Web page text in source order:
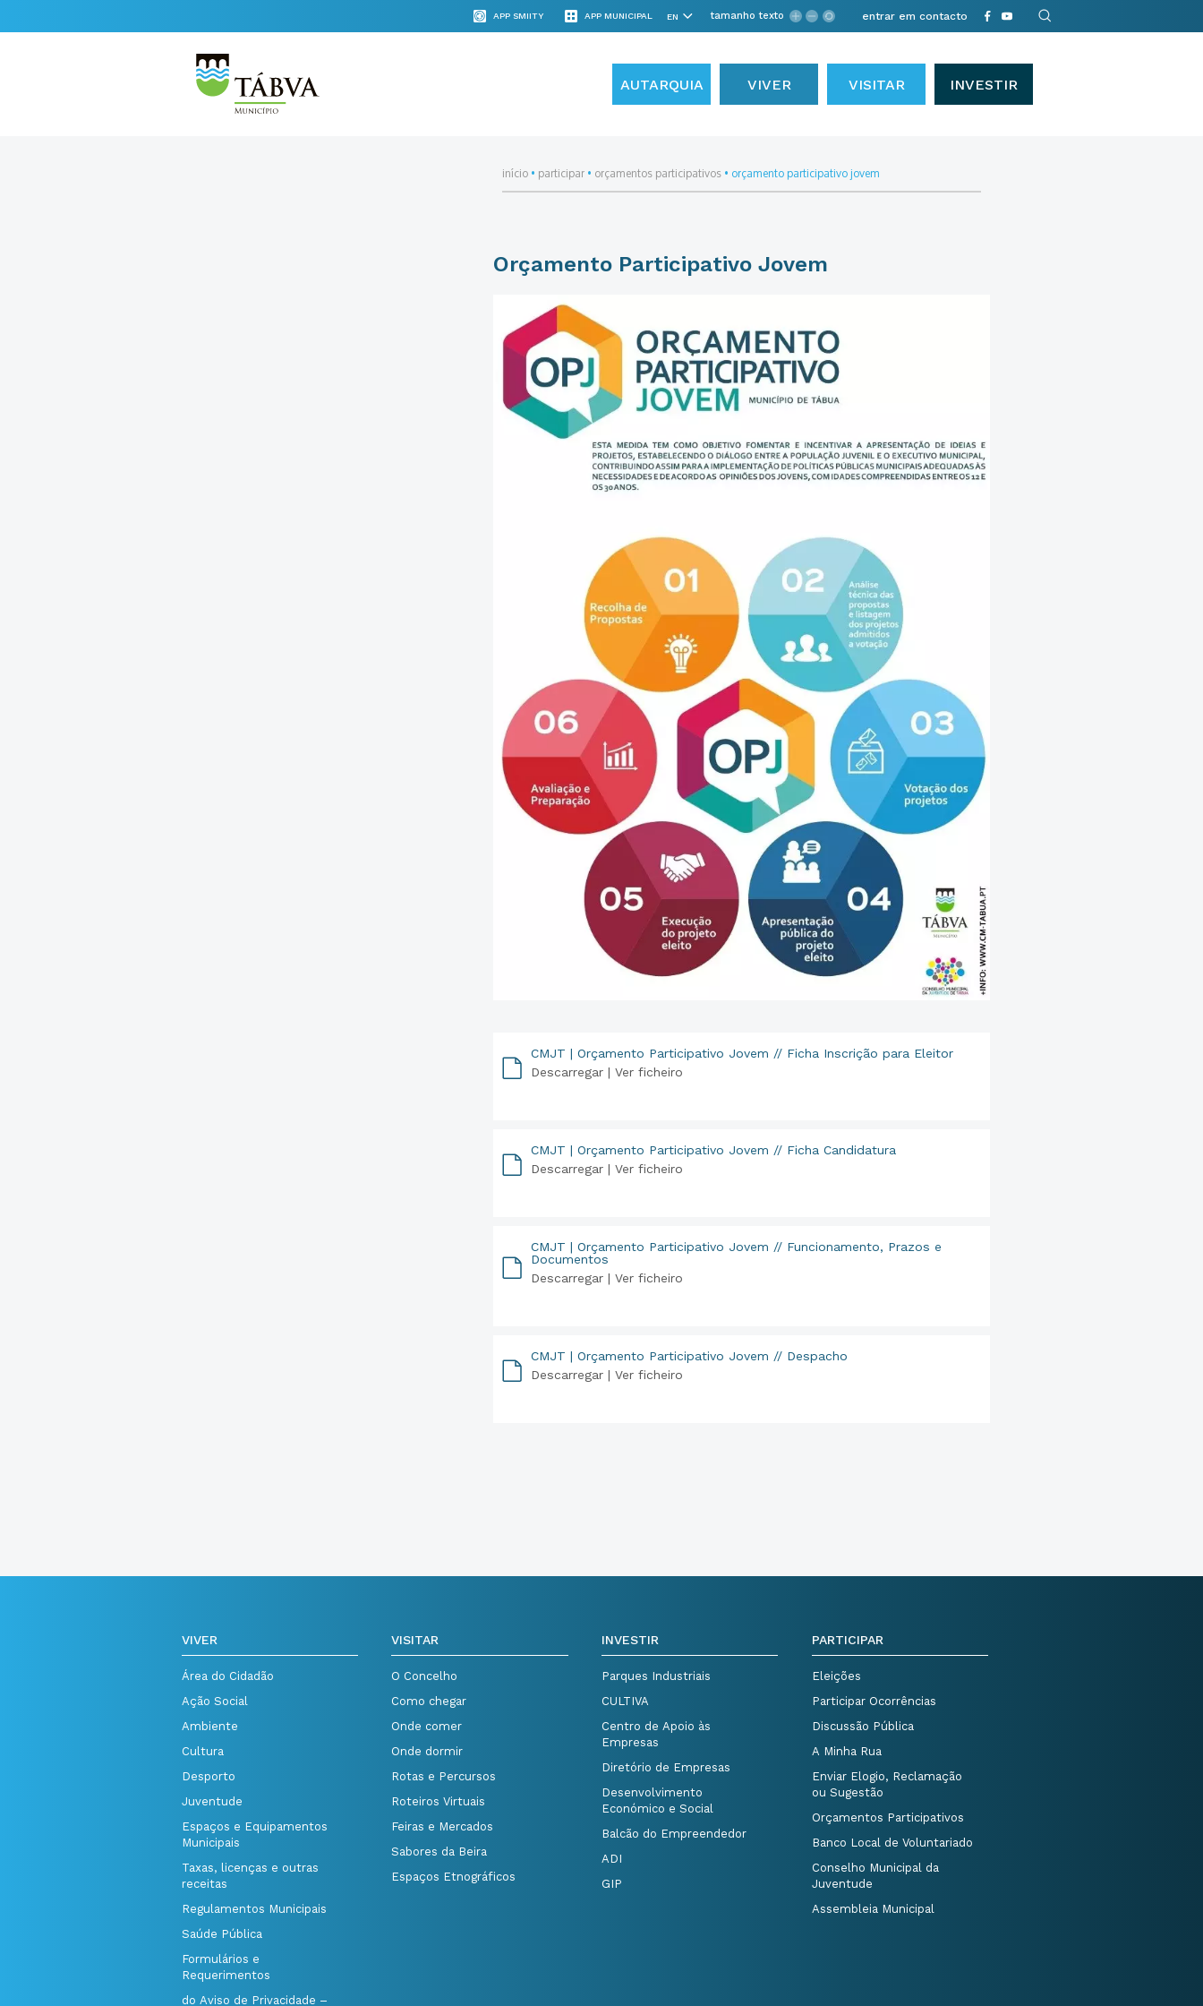
APP SMIITY APP MUNICIPAL tamanho texto entrar em contacto
AUTARQUIA VIVER VISITAR INVESTIR
início• participar• orçamentos participativos• orçamento participativo jovem
Orçamento Participativo Jovem
CMJT | Orçamento Participativo Jovem // Ficha Inscrição para Eleitor
Descarregar | Ver ficheiro
CMJT | Orçamento Participativo Jovem // Ficha Candidatura
Descarregar | Ver ficheiro
PDF
CMJT | Orçamento Participativo Jovem // Funcionamento, Prazos e
Documentos
Descarregar | Ver ficheiro
CMJT | Orçamento Participativo Jovem // Despacho
Descarregar | Ver ficheiro
VIVER
Área do Cidadão
Ação Social
Ambiente
Cultura
Desporto
Juventude
Espaços e Equipamentos
Municipais
Taxas, licenças e outras
receitas
Regulamentos Municipais
Saúde Pública
Formulários e
Requerimentos
do Aviso de Privacidade –
VISITAR
O Concelho
Como chegar
Onde comer
Onde dormir
Rotas e Percursos
Roteiros Virtuais
Feiras e Mercados
Sabores da Beira
Espaços Etnográficos
INVESTIR
Parques Industriais
CULTIVA
Centro de Apoio às
Empresas
Diretório de Empresas
Desenvolvimento
Económico e Social
Balcão do Empreendedor
ADI
GIP
PARTICIPAR
Eleições
Participar Ocorrências
Discussão Pública
A Minha Rua
Enviar Elogio, Reclamação
ou Sugestão
Orçamentos Participativos
Banco Local de Voluntariado
Conselho Municipal da
Juventude
Assembleia Municipal